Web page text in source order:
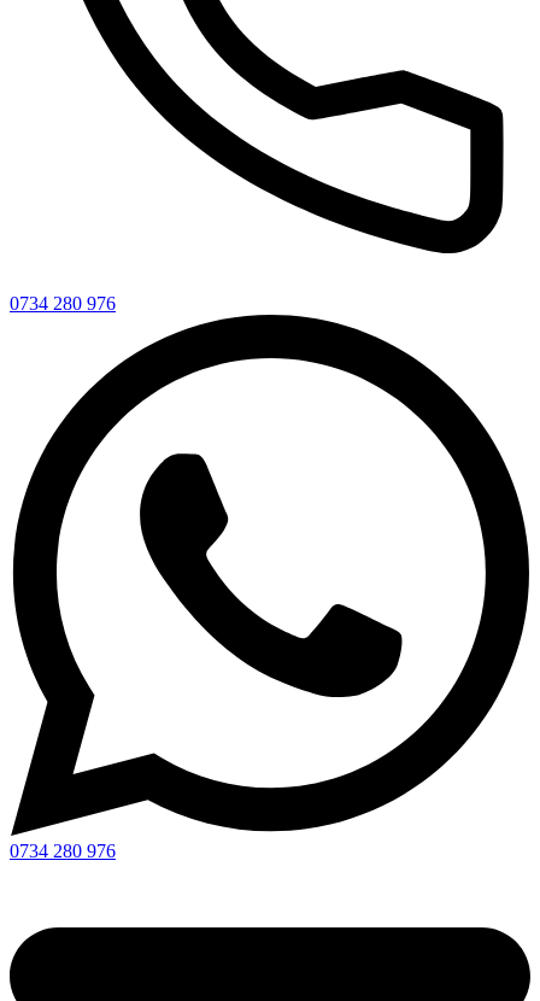
0734 280 976
0734 280 976